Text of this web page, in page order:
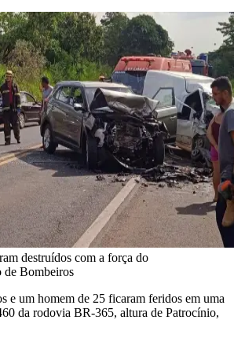
destruídos com a força do
de Bombeiros
e um homem de 25 ficaram feridos em uma
da rodovia BR-365, altura de Patrocínio,